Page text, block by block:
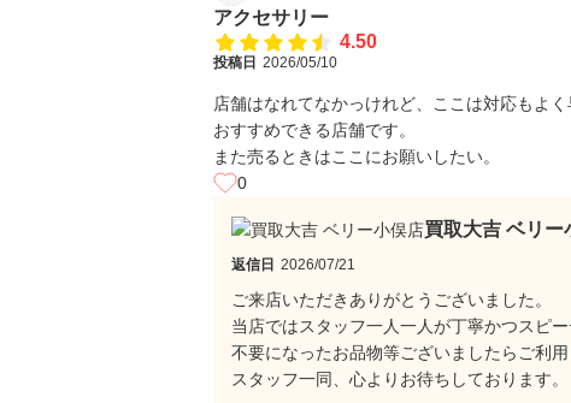
アクセサリー
4.50
投稿日 2026/05/10
店舗はなれてなかっけれど、ここは対応もよ
おすすめできる店舗です。
また売るときはここにお願いしたい。
0
買取大吉 ベリ
返信日 2026/07/21
ご来店いただきありがとうございました。
当店ではスタッフ一人一人が丁寧かつスピ
不要になったお品物等ございましたらご利用
スタッフ一同、心よりお待ちしております。